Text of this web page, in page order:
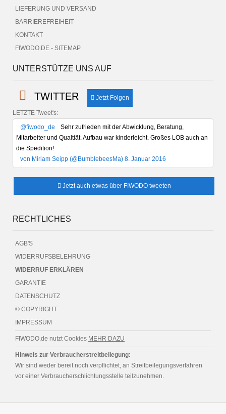
LIEFERUNG UND VERSAND
BARRIEREFREIHEIT
KONTAKT
FIWODO.DE - SITEMAP
UNTERSTÜTZE UNS AUF
TWITTER Jetzt Folgen
LETZTE Tweet's:
@fiwodo_de
Sehr zufrieden mit der Abwicklung, Beratung,
Mitarbeiter und Qualtiät. Aufbau war kinderleicht. Großes LOB auch an
die Spedition!
von Miriam Seipp (@BumblebeesMa) 8. Januar 2016
Jetzt auch etwas über FIWODO tweeten
RECHTLICHES
AGB'S
WIDERRUFSBELEHRUNG
WIDERRUF ERKLÄREN
GARANTIE
DATENSCHUTZ
© COPYRIGHT
IMPRESSUM
FIWODO.de nutzt Cookies MEHR DAZU
Hinweis zur Verbraucherstreitbeilegung:
Wir sind weder bereit noch verpflichtet, an Streitbeilegungsverfahren
vor einer Verbraucherschlichtungsstelle teilzunehmen.